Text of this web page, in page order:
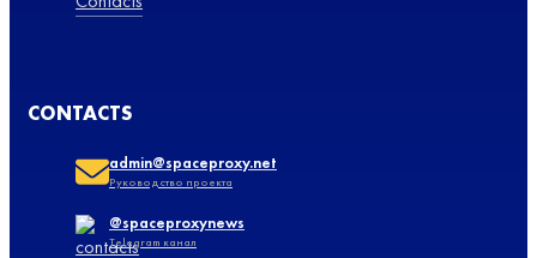
CONTACTS
admin@spaceproxy.net
Руководство проекта
@spaceproxynews
Telegram канал